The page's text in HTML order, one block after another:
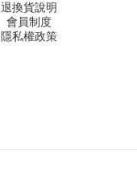
退換貨說明
會員制度
隱私權政策